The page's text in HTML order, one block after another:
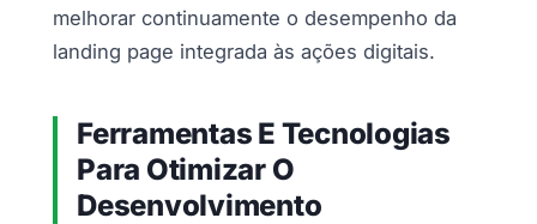
melhorar continuamente o desempenho da
landing page integrada às ações digitais.
Ferramentas E Tecnologias
Para Otimizar O
Desenvolvimento